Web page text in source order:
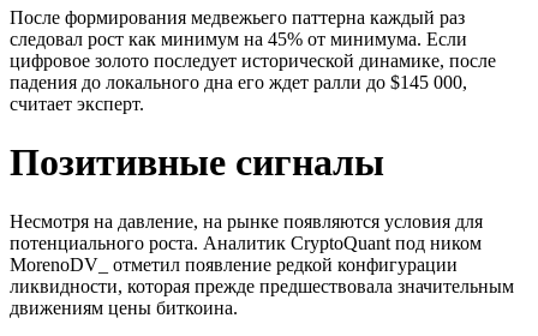
После формирования медвежьего паттерна каждый раз
следовал рост как минимум на 45% от минимума. Если
цифровое золото последует исторической динамике, после
падения до локального дна его ждет ралли до $145 000,
считает эксперт.
Позитивные сигналы
Несмотря на давление, на рынке появляются условия для
потенциального роста. Аналитик CryptoQuant под ником
MorenoDV_ отметил появление редкой конфигурации
ликвидности, которая прежде предшествовала значительным
движениям цены биткоина.